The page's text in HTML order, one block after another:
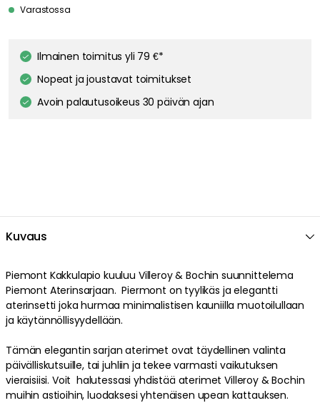
Varastossa
Ilmainen toimitus yli 79 €*
Nopeat ja joustavat toimitukset
Avoin palautusoikeus 30 päivän ajan
Kuvaus
Piemont Kakkulapio kuuluu Villeroy & Bochin suunnittelema
Piemont Aterinsarjaan. Piermont on tyylikäs ja elegantti
aterinsetti joka hurmaa minimalistisen kauniilla muotoilullaan
ja käytännöllisyydellään.
Tämän elegantin sarjan aterimet ovat täydellinen valinta
päivälliskutsuille, tai juhliin ja tekee varmasti vaikutuksen
vieraisiisi. Voit halutessasi yhdistää aterimet Villeroy & Bochin
muihin astioihin, luodaksesi yhtenäisen upean kattauksen.